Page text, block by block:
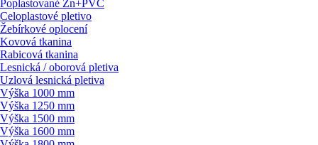
Poplastované Zn+PVC
Celoplastové pletivo
Žebírkové oplocení
Kovová tkanina
Rabicová tkanina
Lesnická / oborová pletiva
Uzlová lesnická pletiva
Výška 1000 mm
Výška 1250 mm
Výška 1500 mm
Výška 1600 mm